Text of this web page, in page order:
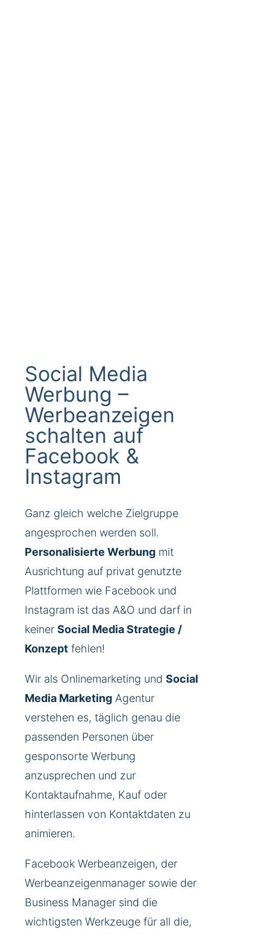
Social Media
Werbung –
Werbeanzeigen
schalten auf
Facebook &
Instagram
Ganz gleich welche Zielgruppe
angesprochen werden soll.
Personalisierte Werbung mit
Ausrichtung auf privat genutzte
Plattformen wie Facebook und
Instagram ist das A&O und darf in
keiner Social Media Strategie /
Konzept fehlen!
Wir als Onlinemarketing und Social
Media Marketing Agentur
verstehen es, täglich genau die
passenden Personen über
gesponsorte Werbung
anzusprechen und zur
Kontaktaufnahme, Kauf oder
hinterlassen von Kontaktdaten zu
animieren.
Facebook Werbeanzeigen, der
Werbeanzeigenmanager sowie der
Business Manager sind die
wichtigsten Werkzeuge für all die,